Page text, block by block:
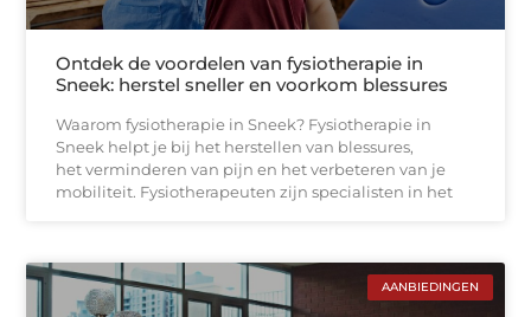
Ontdek de voordelen van fysiotherapie in
Sneek: herstel sneller en voorkom blessures
Waarom fysiotherapie in Sneek? Fysiotherapie in
Sneek helpt je bij het herstellen van blessures,
het verminderen van pijn en het verbeteren van je
mobiliteit. Fysiotherapeuten zijn specialisten in het
AANBIEDINGEN